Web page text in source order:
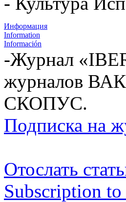
Информация
Information
Información
-Журнал
журналов
СКОПУС.
Подписка на
Отослать
Subscription